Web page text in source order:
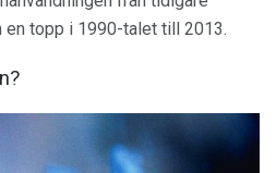
en topp i 1990-talet till 2013.